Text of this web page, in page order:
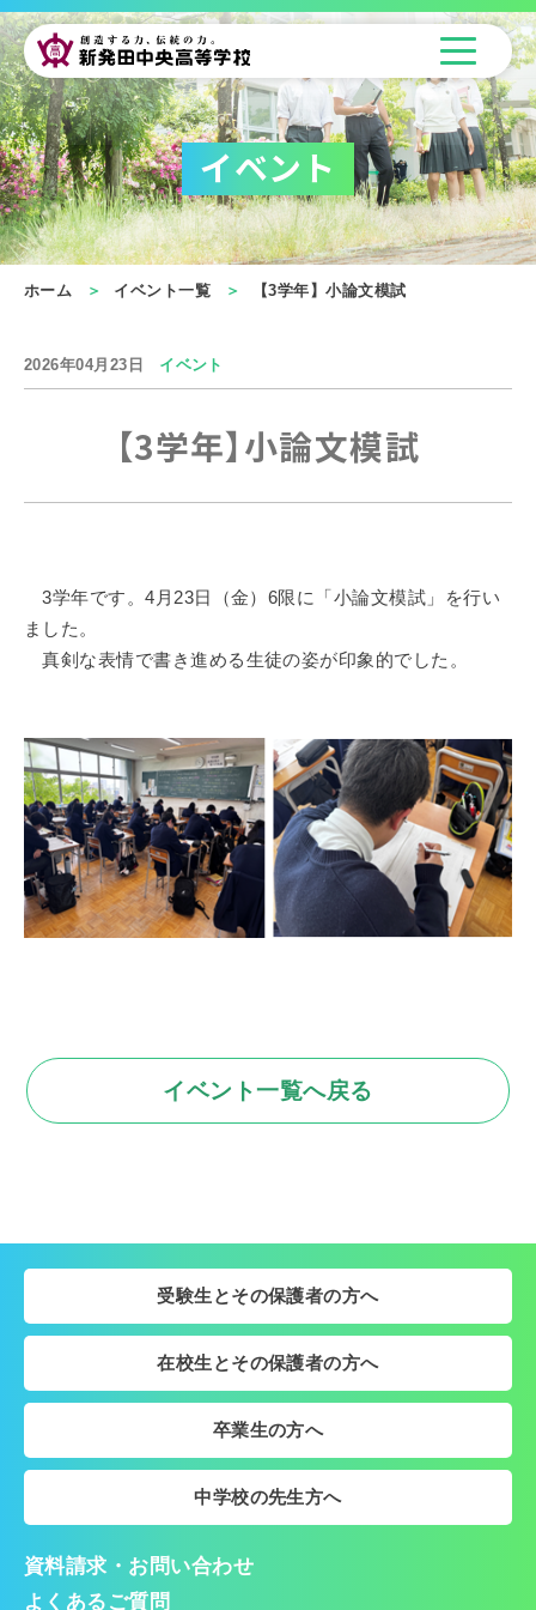
イベント
ホーム イベント一覧 【3学年】小論文模試
2026年04月23日 イベント
【3学年】小論文模試
3学年です。4月23日（金）6限に「小論文模試」を行い
ました。
真剣な表情で書き進める生徒の姿が印象的でした。
イベント一覧へ戻る
受験生とその保護者の方へ
在校生とその保護者の方へ
卒業生の方へ
中学校の先生方へ
資料請求・お問い合わせ
よくあるご質問